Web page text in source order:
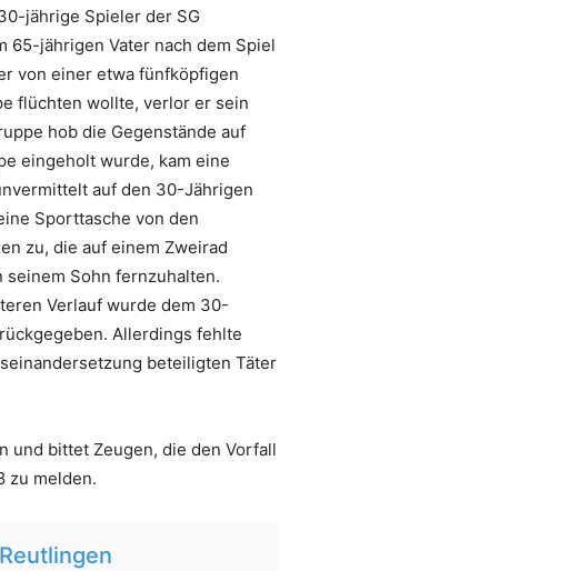
jährige Spieler der SG
65-jährigen Vater nach dem Spiel
von einer etwa fünfköpfigen
flüchten wollte, verlor er sein
hob die Gegenstände auf
eingeholt wurde, kam eine
auf den 30-Jährigen
Sporttasche von den
zu, die auf einem Zweirad
Sohn fernzuhalten.
Verlauf wurde dem 30-
Allerdings fehlte
beteiligten Täter
und bittet Zeugen, die den Vorfall
zu melden.